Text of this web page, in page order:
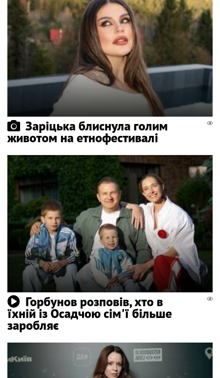
Заріцька блиснула голим
животом на етнофестивалі
Горбунов розповів, хто в
їхній із Осадчою сім'ї більше
заробляє